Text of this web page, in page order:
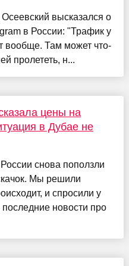
высказался о
в России: "Трафик у
вообще. Там может что-
пролететь, н...
цены на
в Дубае не
снова поползли
Мы решили
и спросили у
новости про